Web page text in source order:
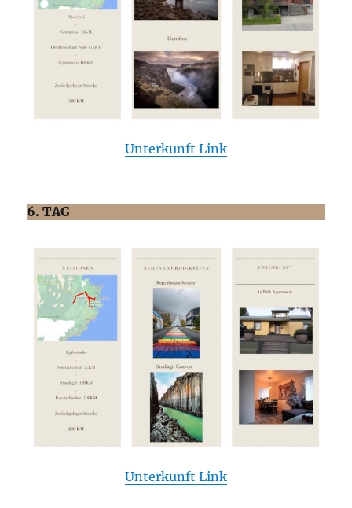
Unterkunft Link
6. TAG
Unterkunft Link